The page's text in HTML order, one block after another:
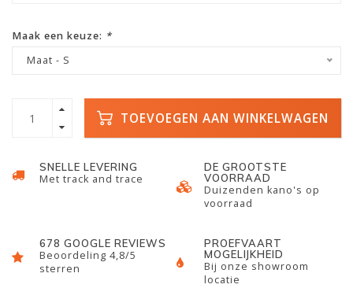
Maak een keuze: *
Maat - S
TOEVOEGEN AAN WINKELWAGEN
SNELLE LEVERING
Met track and trace
DE GROOTSTE
VOORRAAD
Duizenden kano's op
voorraad
678 GOOGLE REVIEWS
Beoordeling 4,8/5
sterren
PROEFVAART
MOGELIJKHEID
Bij onze showroom
locatie